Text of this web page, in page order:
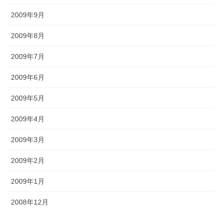
2009年9月
2009年8月
2009年7月
2009年6月
2009年5月
2009年4月
2009年3月
2009年2月
2009年1月
2008年12月